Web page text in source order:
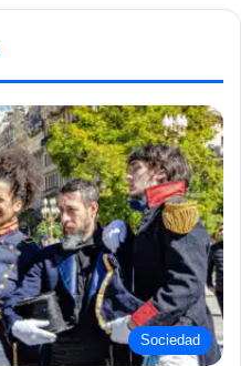
Sociedad